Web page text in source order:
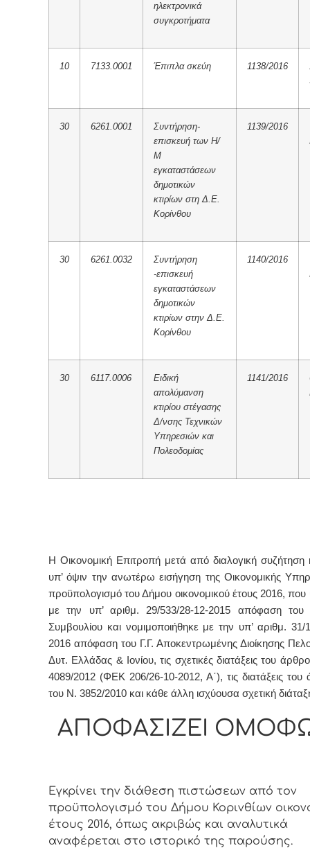
ηλεκτρονικά
συγκροτήματα
10 7133.0001 Έπιπλα σκεύη 1138/2016
30 6261.0001
Συντήρηση-
επισκευή των Η/
Μ
εγκαταστάσεων
δημοτικών
κτιρίων στη Δ.Ε.
Κορίνθου
1139/2016
30 6261.0032
Συντήρηση
-επισκευή
εγκαταστάσεων
δημοτικών
κτιρίων στην Δ.Ε.
Κορίνθου
1140/2016
30 6117.0006
Eιδική
απολύμανση
κτιρίου στέγασης
Δ/νσης Τεχνικών
Υπηρεσιών και
Πολεοδομίας
1141/2016
Η Οικονομική Επιτροπή μετά από διαλογική συζήτηση
υπ’ όψιν την ανωτέρω εισήγηση της Οικονομικής
προϋπολογισμό του Δήμου οικονομικού έτους 2016, που
με την υπ’ αριθμ. 29/533/28-12-2015 απόφαση του
Συμβουλίου και νομιμοποιήθηκε με την υπ’ αριθμ. 31/
2016 απόφαση του Γ.Γ. Αποκεντρωμένης Διοίκησης
Δυτ. Ελλάδας & Ιονίου, τις σχετικές διατάξεις του
4089/2012 (ΦΕΚ 206/26-10-2012, Α΄), τις διατάξεις
του Ν. 3852/2010 και κάθε άλλη ισχύουσα σχετική
ΑΠΟΦΑΣΙΖΕΙ
Εγκρίνει την διάθεση πιστώσεων από τον
προϋπολογισμό του Δήμου Κορινθίων
έτους 2016, όπως ακριβώς και αναλυτικά
αναφέρεται στο ιστορικό της παρούσης.